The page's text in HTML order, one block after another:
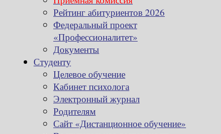
Рейтинг абитуриентов 2026
Федеральный проект
«Профессионалитет»
Документы
Студенту
Целевое обучение
Кабинет психолога
Электронный журнал
Родителям
Сайт «Дистанционное обучение»